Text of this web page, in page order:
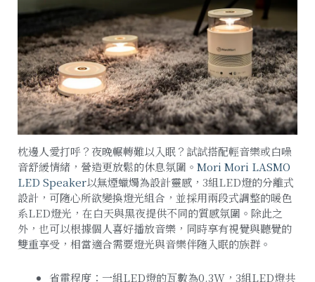
枕邊人愛打呼？夜晚輾轉難以入眠？試試搭配輕音樂或白噪
音舒緩情緒，營造更放鬆的休息氛圍。 Mori Mori LASMO
LED Speaker以無煙蠟燭為設計靈感，3組LED燈的分離式
設計，可隨心所欲變換燈光組合，並採用兩段式調整的暖色
系LED燈光，在白天與黑夜提供不同的質感氛圍。除此之
外，也可以根據個人喜好播放音樂，同時享有視覺與聽覺的
雙重享受，相當適合需要燈光與音樂伴隨入眠的族群。
省電程度：一組LED燈的瓦數為0.3W，3組LED燈共